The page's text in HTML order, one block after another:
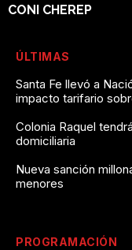
CONI CHEREP
ÚLTIMAS
Santa Fe llevó a
impacto tarifario
Colonia Raquel
domiciliaria
Nueva sanción
menores
PROGRAMACIÓN